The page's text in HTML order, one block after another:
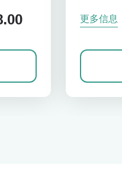
更多信息